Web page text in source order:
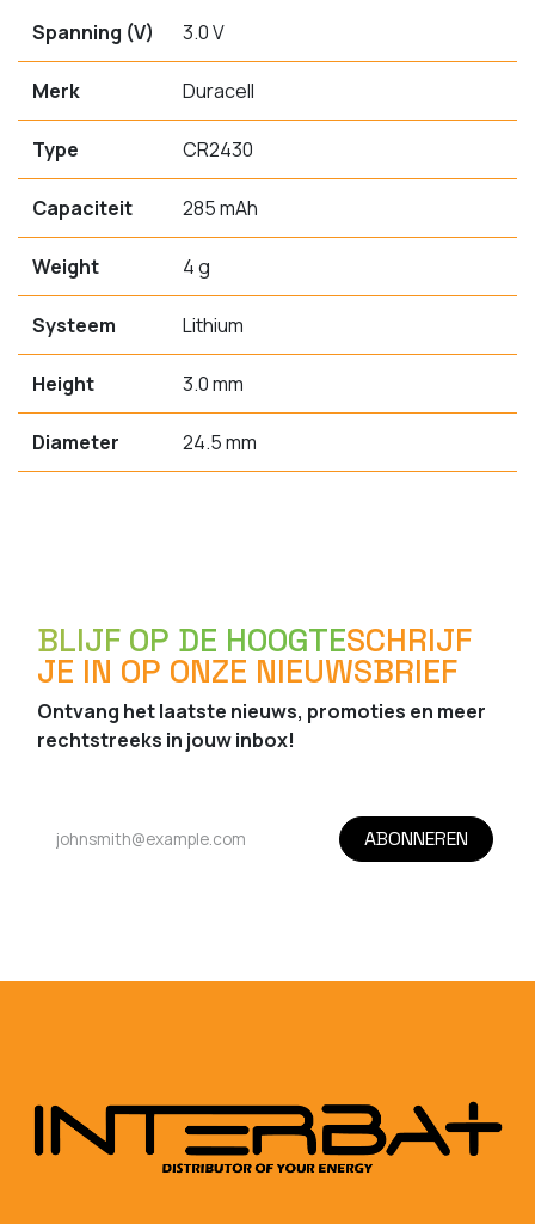
Spanning (V) 3.0 V
Merk Duracell
Type CR2430
Capaciteit 285 mAh
Weight 4 g
Systeem Lithium
Height 3.0 mm
Diameter 24.5 mm
BLIJF OP DE HOOGTESCHRIJF
JE IN OP ONZE NIEUWSBRIEF
Ontvang het laatste nieuws, promoties en meer
rechtstreeks in jouw inbox!
ABONNEREN